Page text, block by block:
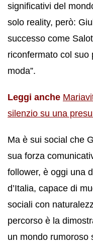
significativi del
solo reality, però:
successo come
riconfermato col suo
moda”.
Leggi anche
silenzio su una
Ma è sui social che
sua forza
follower, è oggi una
d’Italia, capace di
sociali con
percorso è la
un mondo rumoroso